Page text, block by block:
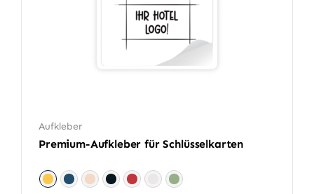
Aufkleber
Premium-Aufkleber für Schlüsselkarten